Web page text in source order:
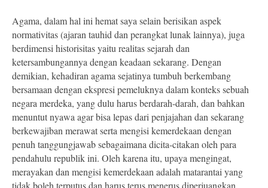
Agama, dalam hal ini hemat saya selain berisikan aspek
normativitas (ajaran tauhid dan perangkat lunak lainnya), juga
berdimensi historisitas yaitu realitas sejarah dan
ketersambungannya dengan keadaan sekarang. Dengan
demikian, kehadiran agama sejatinya tumbuh berkembang
bersamaan dengan ekspresi pemeluknya dalam konteks sebuah
negara merdeka, yang dulu harus berdarah-darah, dan bahkan
menuntut nyawa agar bisa lepas dari penjajahan dan sekarang
berkewajiban merawat serta mengisi kemerdekaan dengan
penuh tanggungjawab sebagaimana dicita-citakan oleh para
pendahulu republik ini. Oleh karena itu, upaya mengingat,
merayakan dan mengisi kemerdekaan adalah matarantai yang
tidak boleh terputus dan harus terus menerus diperjuangkan